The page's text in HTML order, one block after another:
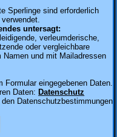
Sperlinge sind erforderlich
untersagt:
verleumderische,
oder vergleichbare
und mit Mailadressen
Formular eingegebenen Daten.
Daten: Datenschutz
Datenschutzbestimmungen